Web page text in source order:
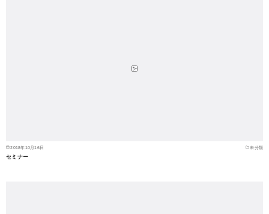
2018年10月16日 未分類
セミナー